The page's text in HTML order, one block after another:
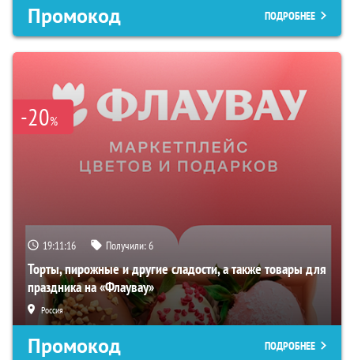
Промокод ПОДРОБНЕЕ
-20%
19:11:15 Получили:6
Торты, пирожные и другие сладости, а также товары для
праздника на «Флаувау»
Россия
Промокод ПОДРОБНЕЕ